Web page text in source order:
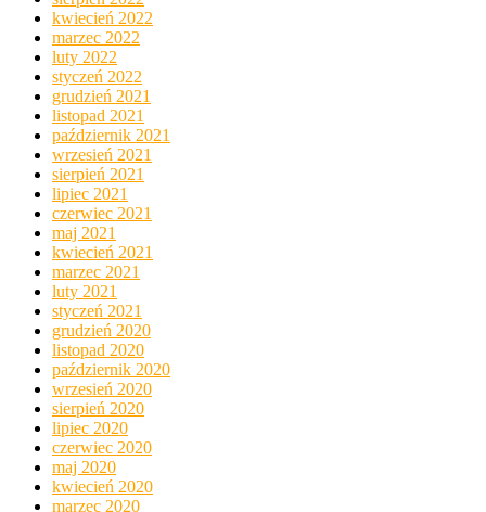
kwiecień 2022
marzec 2022
luty 2022
styczeń 2022
grudzień 2021
listopad 2021
październik 2021
wrzesień 2021
sierpień 2021
lipiec 2021
czerwiec 2021
maj 2021
kwiecień 2021
marzec 2021
luty 2021
styczeń 2021
grudzień 2020
listopad 2020
październik 2020
wrzesień 2020
sierpień 2020
lipiec 2020
czerwiec 2020
maj 2020
kwiecień 2020
marzec 2020